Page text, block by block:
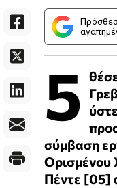
5
σύμβαση
Ορισμένου
Πέντε [05]